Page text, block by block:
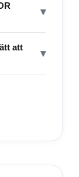
▾
att
▾